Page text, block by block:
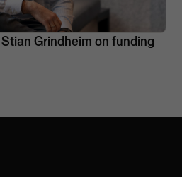
Grindheim on funding